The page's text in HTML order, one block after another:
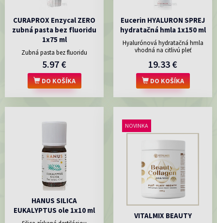
CURAPROX Enzycal ZERO
zubná pasta bez fluoridu
1x75 ml
Zubná pasta bez fluoridu
5.97 €
DO KOŠÍKA
Eucerin HYALURON SPREJ
hydratačná hmla 1x150 ml
Hyalurónová hydratačná hmla
vhodná na citlivú pleť
19.33 €
DO KOŠÍKA
HANUS SILICA
EUKALYPTUS ole 1x10 ml
NOVINKA
VITALMIX BEAUTY